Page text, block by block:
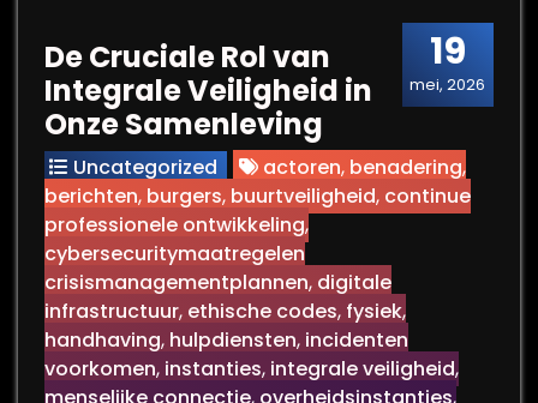
19
mei, 2026
De Cruciale Rol van
Integrale Veiligheid in
Onze Samenleving
Uncategorized actoren, benadering,
berichten, burgers, buurtveiligheid, continue
professionele ontwikkeling,
cybersecuritymaatregelen
crisismanagementplannen, digitale
infrastructuur, ethische codes, fysiek,
handhaving, hulpdiensten, incidenten
voorkomen, instanties, integrale veiligheid,